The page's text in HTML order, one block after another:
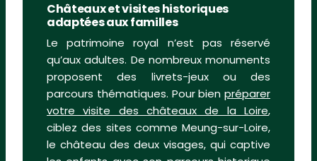
Châteaux et visites historiques
adaptées aux familles
Le patrimoine royal n’est pas réservé
qu’aux adultes. De nombreux monuments
proposent des livrets-jeux ou des
parcours thématiques. Pour bien préparer
votre visite des châteaux de la Loire,
ciblez des sites comme Meung-sur-Loire,
le château des deux visages, qui captive